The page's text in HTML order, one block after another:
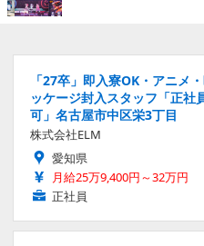
「27卒」即入寮OK・アニメ
ッケージ封入スタッフ「正
可」名古屋市中区栄3丁目
株式会社ELM
愛知県
月給25万9,400円～32万円
正社員